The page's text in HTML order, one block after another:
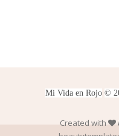
Mi Vida en Rojo ©
Created with